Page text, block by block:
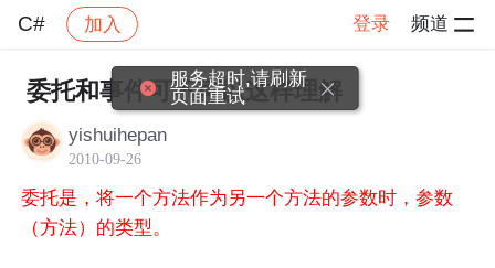
C# 加入 登录 频道
社区 C# 帖子详情
委托和事件可不可以这样理解
yishuihepan
2010-09-26
委托是，将一个方法作为另一个方法的参数时，参数
（方法）的类型。
服务超时,请刷新
页面重试